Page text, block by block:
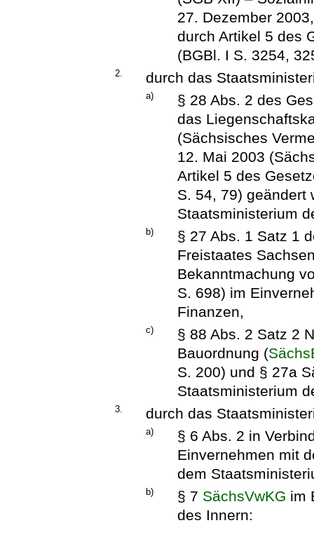
27. Dezember
durch Artikel 5 des
(BGBl. I S. 3254,
2. durch das
a)
§ 28 Abs. 2 des
das
(Sächsisches
12. Mai 2003
Artikel 5 des
S. 54, 79) geändert
Staatsministerium
b)
§ 27 Abs. 1 Satz 1
Freistaates
Bekanntmachung
S. 698) im
Finanzen,
c)
§ 88 Abs. 2 Satz 2
Bauordnung (
S. 200) und § 27a
Staatsministerium
3. durch das
a)
§ 6 Abs. 2 in
Einvernehmen mit
dem
b) § 7 SächsVwKG im
des Innern: